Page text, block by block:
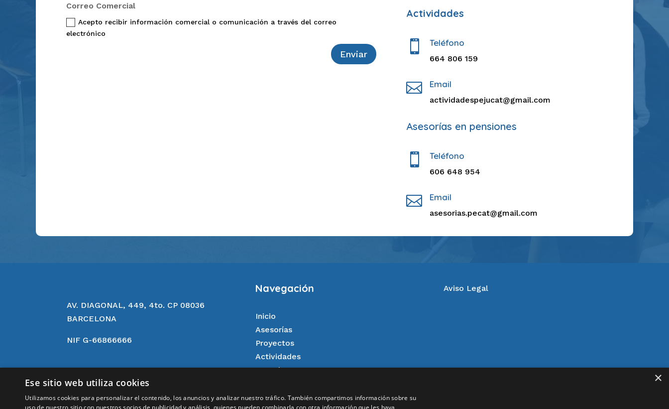
Correo Comercial
Acepto recibir información comercial o comunicación a través del correo
electrónico
Enviar
Actividades
 Teléfono
664 806 159
 Email
actividadespejucat@gmail.com
Asesorías en pensiones
 Teléfono
606 648 954
 Email
asesorias.pecat@gmail.com
AV. DIAGONAL, 449, 4to. CP 08036
BARCELONA
NIF G-66866666
Navegación
Inicio
Asesorías
Proyectos
Actividades
Agenda
Aspectos legales
Aviso Legal
×
Ese sitio web utiliza cookies
Utilizamos cookies para personalizar el contenido, los anuncios y analizar nuestro tráfico. También compartimos información sobre su
uso de nuestro sitio con nuestros socios de publicidad y análisis, quienes pueden combinarla con otra información que les haya